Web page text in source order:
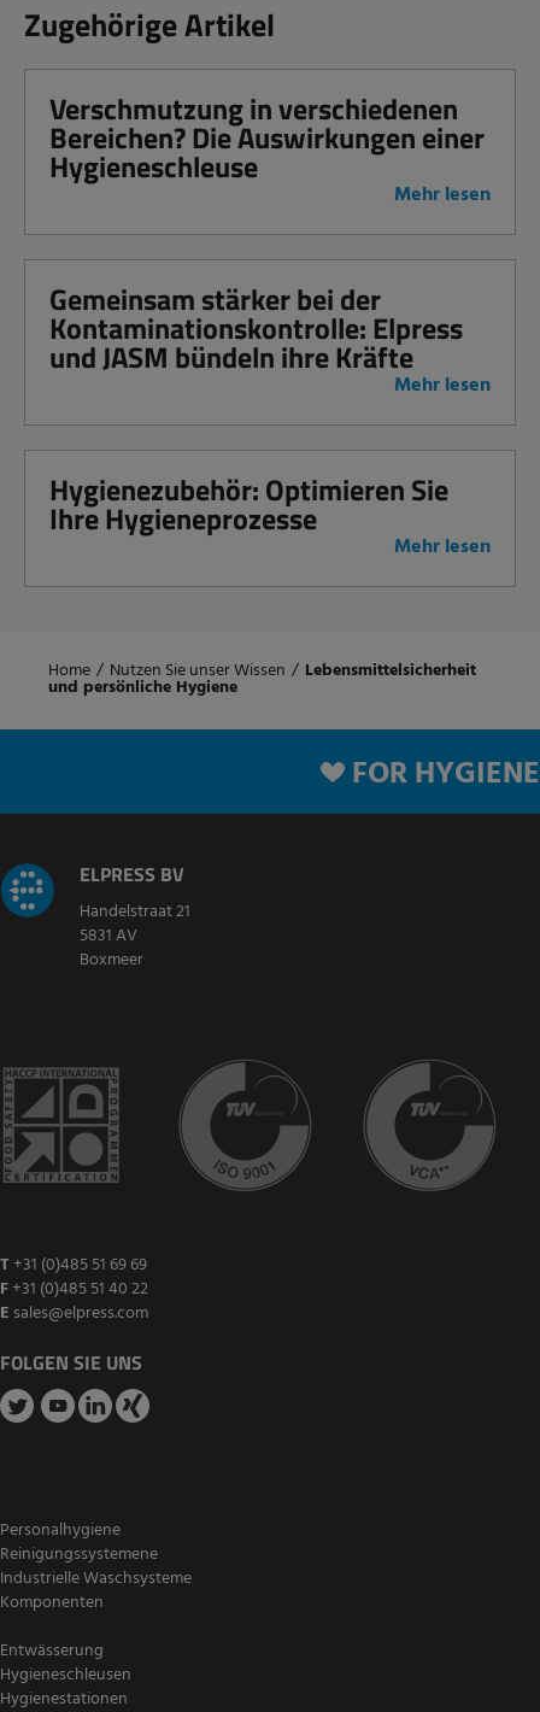
Zugehörige Artikel
Verschmutzung in verschiedenen
Bereichen? Die Auswirkungen einer
Hygieneschleuse
Mehr lesen
Gemeinsam stärker bei der
Kontaminationskontrolle: Elpress
und JASM bündeln ihre Kräfte
Mehr lesen
Hygienezubehör: Optimieren Sie
Ihre Hygieneprozesse
Mehr lesen
Home / Nutzen Sie unser Wissen / Lebensmittelsicherheit
und persönliche Hygiene
FOR HYGIENE
ELPRESS BV
Handelstraat 21
5831 AV
Boxmeer
T +31 (0)485 51 69 69
F+31 (0)485 51 40 22
E sales@elpress.com
FOLGEN SIE UNS
Personalhygiene
Reinigungssystemene
Industrielle Waschsysteme
Komponenten
Entwässerung
Hygieneschleusen
Hygienestationen